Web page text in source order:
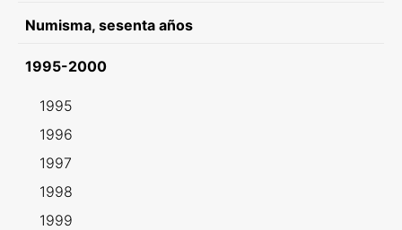
Numisma, sesenta años
1995-2000
1995
1996
1997
1998
1999